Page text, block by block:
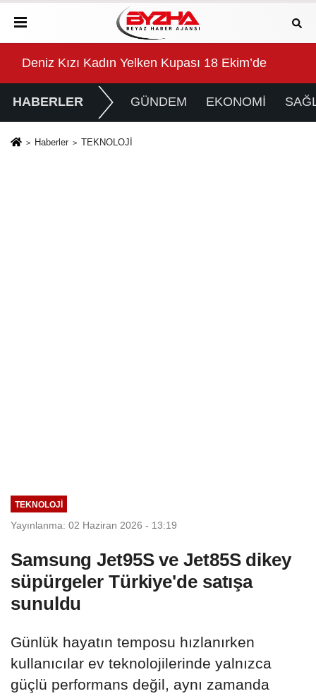
konuşulan kitabı yeni baskısını Titanic Luxury
Deniz Kızı Kadın Yelken Kupası 18 Ekim’de
HABERLER GÜNDEM EKONOMİ
Haberler TEKNOLOJİ
TEKNOLOJİ
Yayınlanma: 02 Haziran 2026 - 13:19
Samsung Jet95S ve Jet85S dikey
süpürgeler Türkiye'de satışa
sunuldu
Günlük hayatın temposu hızlanırken
kullanıcılar ev teknolojilerinde yalnızca
güçlü performans değil, aynı zamanda